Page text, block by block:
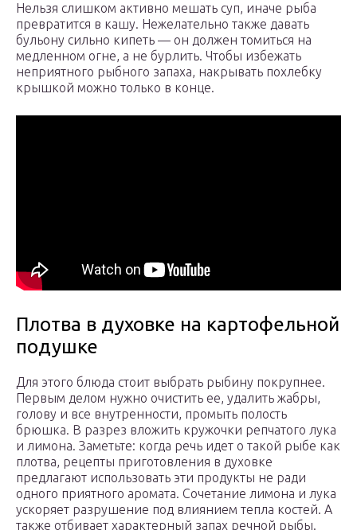
Нельзя слишком активно мешать суп, иначе рыба
превратится в кашу. Нежелательно также давать
бульону сильно кипеть — он должен томиться на
медленном огне, а не бурлить. Чтобы избежать
неприятного рыбного запаха, накрывать похлебку
крышкой можно только в конце.
Плотва в духовке на картофельной
подушке
Для этого блюда стоит выбрать рыбину покрупнее.
Первым делом нужно очистить ее, удалить жабры,
голову и все внутренности, промыть полость
брюшка. В разрез вложить кружочки репчатого лука
и лимона. Заметьте: когда речь идет о такой рыбе как
плотва, рецепты приготовления в духовке
предлагают использовать эти продукты не ради
одного приятного аромата. Сочетание лимона и лука
ускоряет разрушение под влиянием тепла костей. А
также отбивает характерный запах речной рыбы.